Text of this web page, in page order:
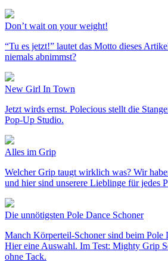
Don’t wait on your weight!
“Tu es jetzt!” lautet das Motto dieses
niemals abnimmst?
New Girl In Town
Jetzt wirds ernst. Polecious stellt die
Pop-Up Studio.
Alles im Grip
Welcher Grip taugt wirklich was? Wir
und hier sind unserere Lieblinge für jedes
Die unnötigsten Pole Dance Schoner
Manch Körperteil-Schoner sind beim Pole
Hier eine Auswahl. Im Test: Mighty Grip
ohne Tack.